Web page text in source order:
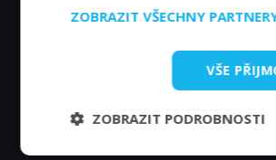
ZOBRAZIT VŠECHNY
VŠE
ZOBRAZIT PODROBNOSTI